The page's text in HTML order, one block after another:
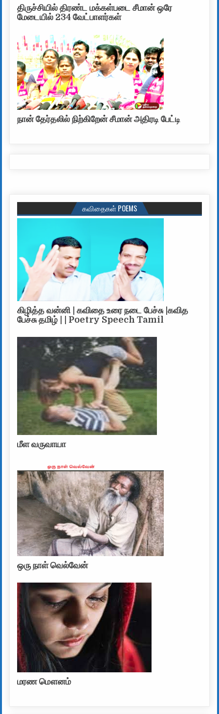
திருச்சியில் திரண்ட மக்கள்படை சீமான் ஒரே
மேடையில் 234 வேட்பாளர்கள்
நான் தேர்தலில் நிற்கிறேன் சீமான் அதிரடி பேட்டி
கவிதைகள் POEMS
கிழித்த வன்னி | கவிதை உரை நடை பேச்சு |கவித
பேச்சு தமிழ் | | Poetry Speech Tamil
மீள வருவாயா
ஒரு நாள் வெல்வேன்
மரண மௌனம்